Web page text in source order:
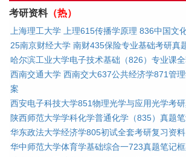
考研资料（热）
上海理工大学 上理615传播学原理 836中国文
25南京财经大学 南财435保险专业基础考研真
哈尔滨工业大学电子技术基础（826）专业课
西南交通大学 西南交大637公共经济学871管
案
西安电子科技大学851物理光学与应用光学考
陕西师范大学学科化学普通化学（835）真题
华东政法大学经济学805初试全套考研复习资料
华中师范大学体育学基础综合一723真题笔记